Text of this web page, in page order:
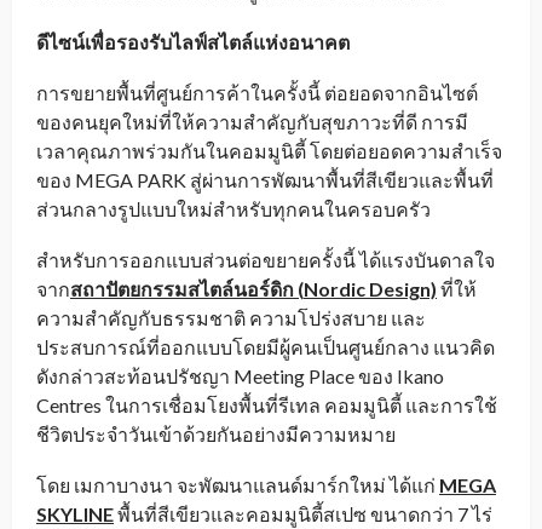
ดีไซน์เพื่อรองรับไลฟ์สไตล์แห่งอนาคต
การขยายพื้นที่ศูนย์การค้าในครั้งนี้ ต่อยอดจากอินไซต์
ของคนยุคใหม่ที่ให้ความสำคัญกับสุขภาวะที่ดี การมี
เวลาคุณภาพร่วมกันในคอมมูนิตี้ โดยต่อยอดความสำเร็จ
ของ MEGA PARK สู่ผ่านการพัฒนาพื้นที่สีเขียวและพื้นที่
ส่วนกลางรูปแบบใหม่สำหรับทุกคนในครอบครัว
สำหรับการออกแบบส่วนต่อขยายครั้งนี้ ได้แรงบันดาลใจ
จากสถาปัตยกรรมสไตล์นอร์ดิก (Nordic Design) ที่ให้
ความสำคัญกับธรรมชาติ ความโปร่งสบาย และ
ประสบการณ์ที่ออกแบบโดยมีผู้คนเป็นศูนย์กลาง แนวคิด
ดังกล่าวสะท้อนปรัชญา Meeting Place ของ Ikano
Centres ในการเชื่อมโยงพื้นที่รีเทล คอมมูนิตี้ และการใช้
ชีวิตประจำวันเข้าด้วยกันอย่างมีความหมาย
โดย เมกาบางนา จะพัฒนาแลนด์มาร์กใหม่ ได้แก่ MEGA
SKYLINEพื้นที่สีเขียวและคอมมูนิตี้สเปซ ขนาดกว่า 7 ไร่